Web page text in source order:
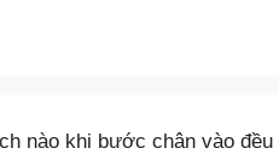
nào khi bước chân vào